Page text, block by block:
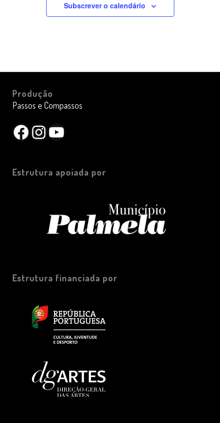
Subscrever o calendário
Produção
Passos e Compassos
Facebook
Instagram
YouTube
Estrutura apoiada por
Estrutura financiada por